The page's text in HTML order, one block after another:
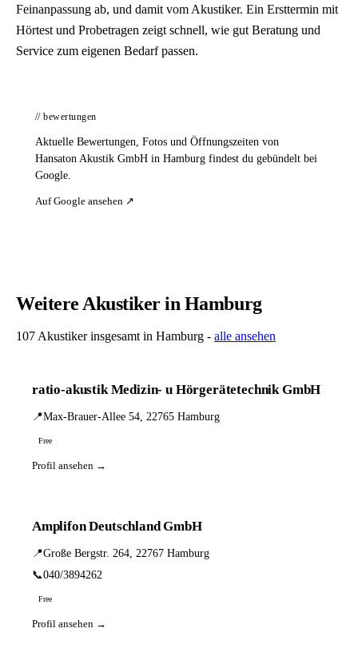
Feinanpassung ab, und damit vom Akustiker. Ein Ersttermin mit
Hörtest und Probetragen zeigt schnell, wie gut Beratung und
Service zum eigenen Bedarf passen.
// bewertungen
Aktuelle Bewertungen, Fotos und Öffnungszeiten von
Hansaton Akustik GmbH in Hamburg findest du gebündelt bei
Google.
Auf Google ansehen ↗
Weitere Akustiker in Hamburg
107 Akustiker insgesamt in Hamburg - alle ansehen
ratio-akustik Medizin- u Hörgerätetechnik GmbH
📍Max-Brauer-Allee 54, 22765 Hamburg
Free
Profil ansehen →
Amplifon Deutschland GmbH
📍Große Bergstr. 264, 22767 Hamburg
📞040/3894262
Free
Profil ansehen →